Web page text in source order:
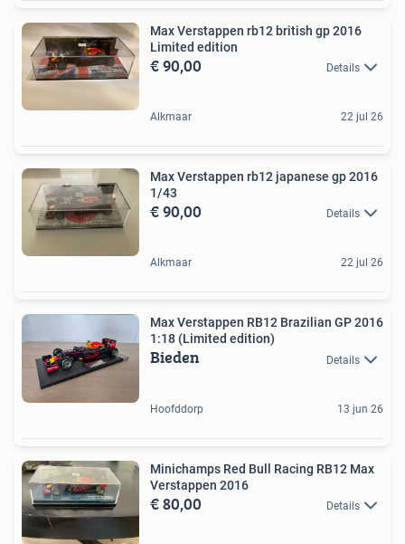
Max Verstappen rb12 british gp 2016
Limited edition
€ 90,00 Details
Alkmaar 22 jul 26
Max Verstappen rb12 japanese gp 2016
1/43
€ 90,00 Details
Alkmaar 22 jul 26
Max Verstappen RB12 Brazilian GP 2016
1:18 (Limited edition)
Bieden Details
Hoofddorp 13 jun 26
Minichamps Red Bull Racing RB12 Max
Verstappen 2016
€ 80,00 Details